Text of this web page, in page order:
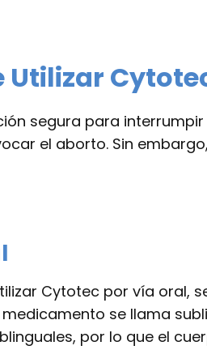
Utilizar
segura para
el aborto. Sin
Cytotec por vía oral,
se llama
por lo que el